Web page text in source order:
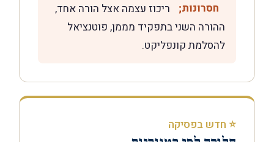
חסרונות;
ריכוז עצמה אצל הורה אחד,
ההורה השני בתפקיד מממן, פוטנציאל
להסלמת קונפליקט.
⭐ חדש בפסיקה